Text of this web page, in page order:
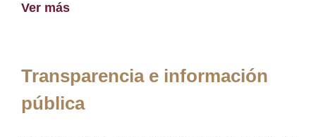
Ver más
Transparencia e información
pública